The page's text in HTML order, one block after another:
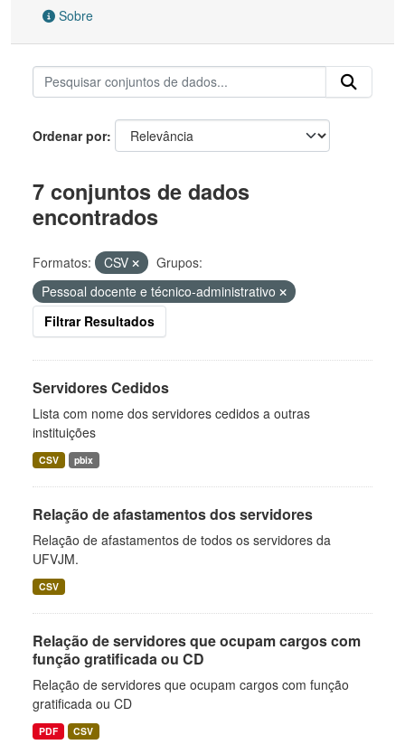
Sobre
Ordenar por
7 conjuntos de dados
encontrados
Formatos: CSV
Grupos:
Pessoal docente e técnico-administrativo
Filtrar Resultados
Servidores Cedidos
Lista com nome dos servidores cedidos a outras
instituições
CSV pbix
Relação de afastamentos dos servidores
Relação de afastamentos de todos os servidores da
UFVJM.
CSV
Relação de servidores que ocupam cargos com
função gratificada ou CD
Relação de servidores que ocupam cargos com função
gratificada ou CD
PDF CSV